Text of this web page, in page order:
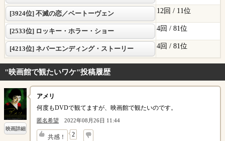
[3924位] 不滅の恋／ベートーヴェン 12回 / 11位
[2533位] ロッキー・ホラー・ショー 4回 / 81位
[4213位] ネバーエンディング・ストーリー 4回 / 81位
"映画館で観たいワケ"投稿履歴
映画詳細
アメリ
何度もDVDで観てますが、映画館で観たいのです。
匿名希望 2022年08月26日 11:44
共感！ 2
↓